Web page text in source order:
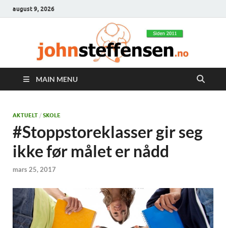
august 9, 2026
MAIN MENU
AKTUELT / SKOLE
#Stoppstoreklasser gir seg
ikke før målet er nådd
mars 25, 2017